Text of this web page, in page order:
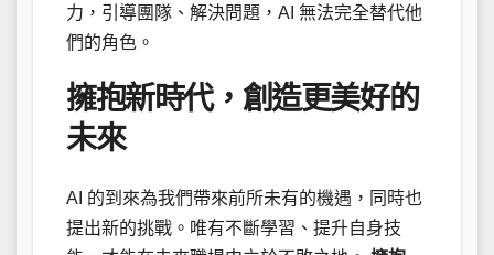
力，引導團隊、解決問題，AI 無法完全替代他
們的角色。
擁抱新時代，創造更美好的
未來
AI 的到來為我們帶來前所未有的機遇，同時也
提出新的挑戰。唯有不斷學習、提升自身技